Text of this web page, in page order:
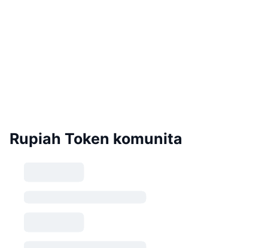
Rupiah Token komunita